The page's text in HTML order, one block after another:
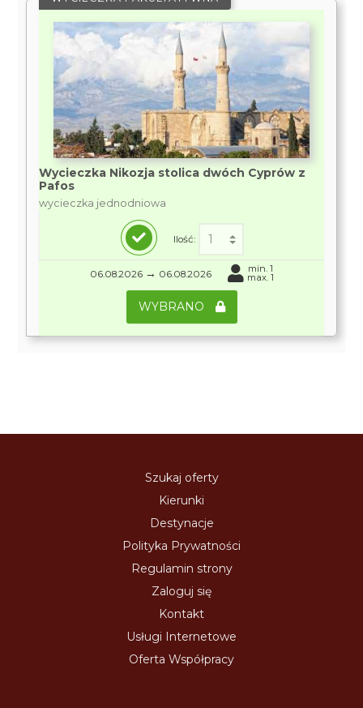
Wycieczka Nikozja stolica dwóch Cyprów z
Pafos
wycieczka jednodniowa
Ilość:
06.08.2026 → 06.08.2026 min. 1
max. 1
WYBRANO
Szukaj oferty
Kierunki
Destynacje
Polityka Prywatności
Regulamin strony
Zaloguj się
Kontakt
Usługi Internetowe
Oferta Współpracy